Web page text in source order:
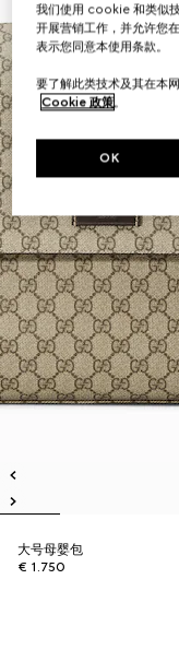
大号母婴包
€ 1.750
我们使用 cookie 和类似
开展营销工作，并允许您
表示您同意本使用条款。
要了解此类技术及其在本
Cookie 政策。
OK